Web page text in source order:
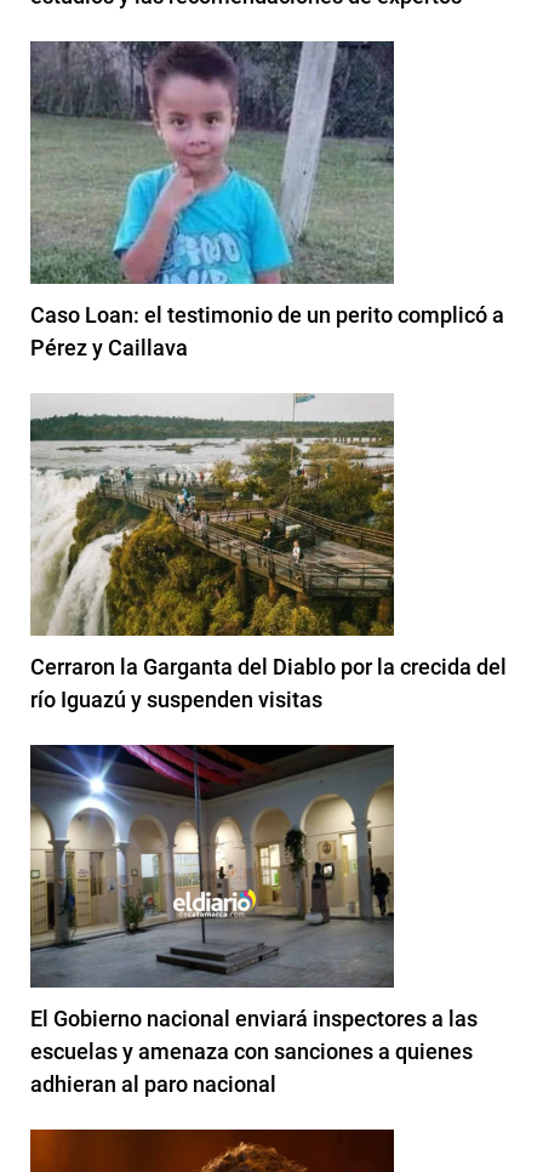
Caso Loan: el testimonio de un perito complicó a
Pérez y Caillava
Cerraron la Garganta del Diablo por la crecida del
río Iguazú y suspenden visitas
El Gobierno nacional enviará inspectores a las
escuelas y amenaza con sanciones a quienes
adhieran al paro nacional